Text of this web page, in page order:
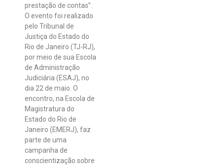
prestação de contas”.
O evento foi realizado
pelo Tribunal de
Justiça do Estado do
Rio de Janeiro (TJ-RJ),
por meio de sua Escola
de Administração
Judiciária (ESAJ), no
dia 22 de maio. O
encontro, na Escola de
Magistratura do
Estado do Rio de
Janeiro (EMERJ), faz
parte de uma
campanha de
conscientização sobre